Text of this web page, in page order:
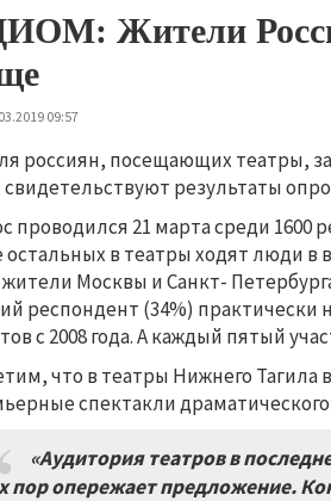
Жители
09:57
россиян, посещающих театры, за
результаты
проводился 21 марта среди 1600
в театры ходят люди в
жители Москвы и Санкт-
респондент (34%) практически
с 2008 года. А каждый пятый
что в театры Нижнего Тагила
спектакли
«Аудитория театров в
пор опережает предложение.